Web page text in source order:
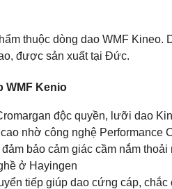
thuộc dòng dao WMF
được sản xuất tại Đức.
WMF Kenio
độc quyền, lưỡi dao
nhờ công nghệ Performance
bảo cảm giác cầm nắm thoải
ở Hayingen
tiếp giúp dao cứng cáp,